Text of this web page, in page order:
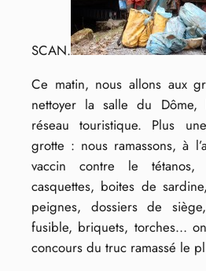
SCAN.
Ce matin, nous allons aux
nettoyer la salle du
réseau touristique. Plus
grotte : nous ramassons, à
vaccin contre le
casquettes, boites de
peignes, dossiers de
fusible, briquets, torches…
concours du truc ramassé le